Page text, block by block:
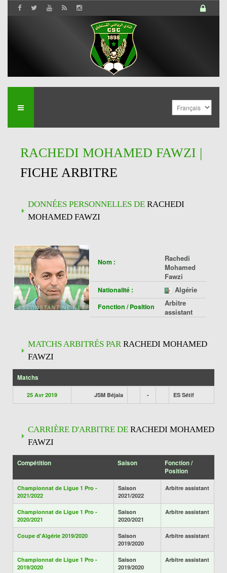
RACHEDI MOHAMED FAWZI |
FICHE ARBITRE
DONNÉES PERSONNELLES DE RACHEDI
MOHAMED FAWZI
Nom :
Rachedi
Mohamed
Fawzi
Nationalité : Algérie
Fonction / Position
Arbitre
assistant
MATCHS ARBITRÉS PARRACHEDI MOHAMED
FAWZI
Matchs
25 Avr 2019 JSM Béjaia - ES Sétif
CARRIÈRE D'ARBITRE DE RACHEDI MOHAMED
FAWZI
Compétition Saison
Fonction /
Position
Championnat de Ligue 1 Pro -
2021/2022
Saison
2021/2022
Arbitre assistant
Championnat de Ligue 1 Pro -
2020/2021
Saison
2020/2021
Arbitre assistant
Coupe d'Algérie 2019/2020
Saison
2019/2020
Arbitre assistant
Championnat de Ligue 1 Pro -
2019/2020
Saison
2019/2020
Arbitre assistant